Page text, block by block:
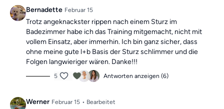
Die Übungen kombinieren Elemente eines Ganzkörpertrainings
mit wechselnden Schwerpunkten und können dir dabei helfen,
Beweglichkeit zu verbessernundBeschwerden aktiv
entgegenzuwirken.
Mach dir keine Sorgen, falls du mal einen Tag verpasst, denn die
Übungseinheiten sind unabhängig voneinander. In der Kategorie
“Vergangene Trainings des Tages”findest du jederzeit
Bernadette Februar 15
Trotz angeknackster rippen nach einem Sturz im
Badezimmer habe ich das Training mitgemacht, nicht mit
vollem Einsatz, aber immerhin. Ich bin ganz sicher, dass
ohne meine gute l+b Basis der Sturz schlimmer und die
Folgen langwieriger wären. Danke!!!
5 Antworten anzeigen (6)
Werner Februar 15 • Bearbeitet